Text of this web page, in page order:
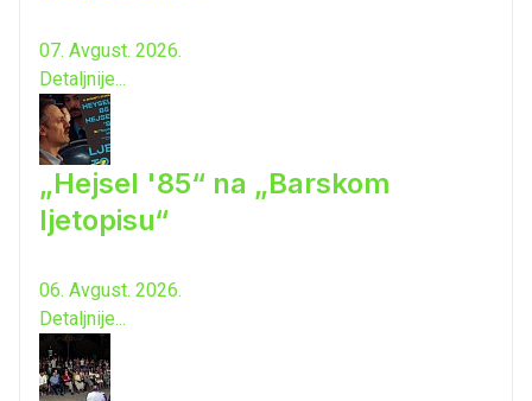
07. Avgust. 2026.
Detaljnije...
„Hejsel '85“ na „Barskom
ljetopisu“
06. Avgust. 2026.
Detaljnije...